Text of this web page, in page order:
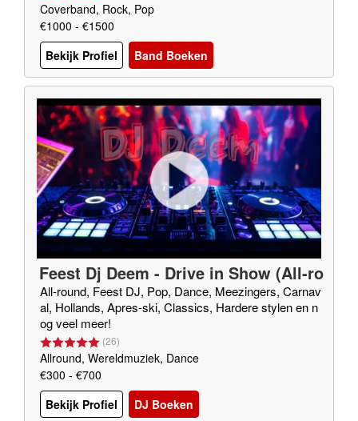
Coverband, Rock, Pop
€1000 - €1500
Bekijk Profiel
Band Boeken
Feest Dj Deem - Drive in Show (All-ro
und Dj)
All-round, Feest DJ, Pop, Dance, Meezingers, Carnav
al, Hollands, Apres-ski, Classics, Hardere stylen en n
og veel meer!
(26)
Allround, Wereldmuziek, Dance
€300 - €700
Bekijk Profiel
DJ Boeken